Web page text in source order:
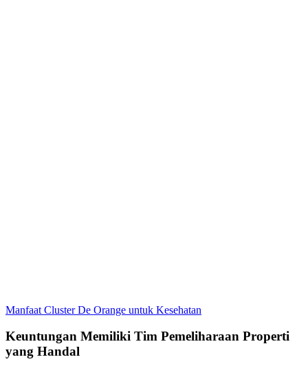
Manfaat Cluster De Orange untuk Kesehatan
Keuntungan Memiliki Tim Pemeliharaan Properti
yang Handal